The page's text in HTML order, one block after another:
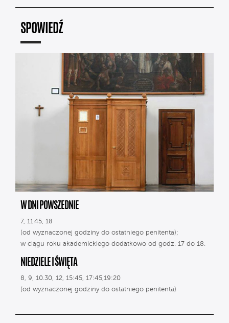
SPOWIEDŹ
W DNI POWSZEDNIE
7, 11.45, 18
(od wyznaczonej godziny do ostatniego penitenta);
w ciągu roku akademickiego dodatkowo od godz. 17 do 18.
NIEDZIELE I ŚWIĘTA
8, 9, 10.30, 12, 15:45, 17:45,19:20
(od wyznaczonej godziny do ostatniego penitenta)